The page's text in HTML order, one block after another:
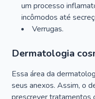
um processo
incômodos até
Verrugas.
Dermatologia
Essa área da
seus anexos. Assim, o